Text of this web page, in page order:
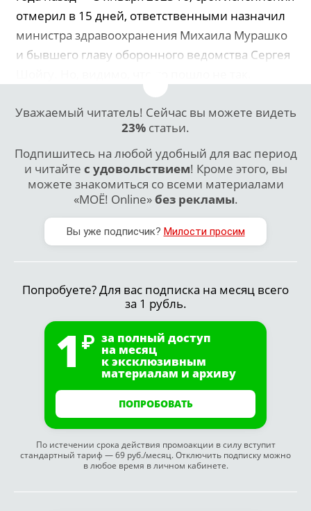
отмерил в 15 дней, ответственными назначил
министра здравоохранения Михаила Мурашко
и бывшего главу оборонного ведомства Сергея
Уважаемый читатель! Сейчас вы можете видеть
23% статьи.
Подпишитесь на любой удобный для вас период
и читайте с удовольствием! Кроме этого, вы
можете знакомиться со всеми материалами
«МОЁ! Online»без рекламы.
Вы уже подписчик? Милости просим
Попробуете? Для вас подписка на месяц всего
за 1 рубль.
1 за полный доступ
на месяц
к эксклюзивным
материалам и архиву
ПОПРОБОВАТЬ
По истечении срока действия промоакции в силу вступит
стандартный тариф — 69 руб./месяц. Отключить подписку можно
в любое время в личном кабинете.